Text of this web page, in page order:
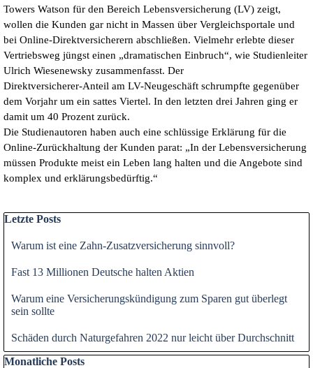
Towers Watson für den Bereich Lebensversicherung (LV) zeigt,
wollen die Kunden gar nicht in Massen über Vergleichsportale und
bei Online-Direktversicherern abschließen. Vielmehr erlebte dieser
Vertriebsweg jüngst einen „dramatischen Einbruch“, wie Studienleiter
Ulrich Wiesenewsky zusammenfasst. Der
Direktversicherer-Anteil am LV-Neugeschäft schrumpfte gegenüber
dem Vorjahr um ein sattes Viertel. In den letzten drei Jahren ging er
damit um 40 Prozent zurück.
Die Studienautoren haben auch eine schlüssige Erklärung für die
Online-Zurückhaltung der Kunden parat: „In der Lebensversicherung
müssen Produkte meist ein Leben lang halten und die Angebote sind
komplex und erklärungsbedürftig.“
Block überspringen Letzte Posts
Letzte Posts
Warum ist eine Zahn-Zusatzversicherung sinnvoll?
Fast 13 Millionen Deutsche halten Aktien
Warum eine Versicherungskündigung zum Sparen gut überlegt
sein sollte
Schäden durch Naturgefahren 2022 nur leicht über Durchschnitt
Block überspringen Monatliche Posts
Monatliche Posts